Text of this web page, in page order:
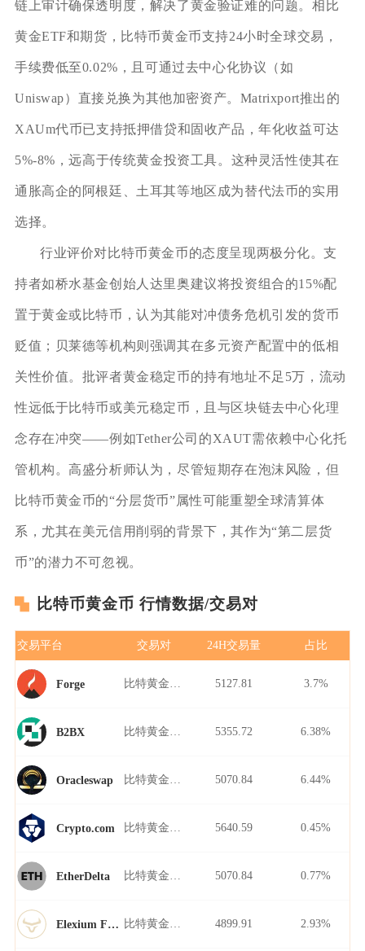
链上审计确保透明度，解决了黄金验证难的问题。相比
黄金ETF和期货，比特币黄金币支持24小时全球交易，
手续费低至0.02%，且可通过去中心化协议（如
Uniswap）直接兑换为其他加密资产。Matrixport推出的
XAUm代币已支持抵押借贷和固收产品，年化收益可达
5%-8%，远高于传统黄金投资工具。这种灵活性使其在
通胀高企的阿根廷、土耳其等地区成为替代法币的实用
选择。
行业评价对比特币黄金币的态度呈现两极分化。支
持者如桥水基金创始人达里奥建议将投资组合的15%配
置于黄金或比特币，认为其能对冲债务危机引发的货币
贬值；贝莱德等机构则强调其在多元资产配置中的低相
关性价值。批评者黄金稳定币的持有地址不足5万，流动
性远低于比特币或美元稳定币，且与区块链去中心化理
念存在冲突——例如Tether公司的XAUT需依赖中心化托
管机构。高盛分析师认为，尽管短期存在泡沫风险，但
比特币黄金币的“分层货币”属性可能重塑全球清算体
系，尤其在美元信用削弱的背景下，其作为“第二层货
币”的潜力不可忽视。
比特币黄金币 行情数据/交易对
交易平台 交易对 24H交易量 占比
Forge 5127.81 3.7%
B2BX 5355.72 6.38%
Oracleswap 5070.84 6.44%
Crypto.com 5640.59 0.45%
EtherDelta 5070.84 0.77%
Elexium Finance 4899.91 2.93%